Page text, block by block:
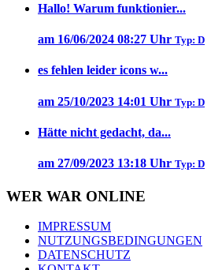
Hallo! Warum funktionier...
am 16/06/2024 08:27 Uhr Typ: D
es fehlen leider icons w...
am 25/10/2023 14:01 Uhr Typ: D
Hätte nicht gedacht, da...
am 27/09/2023 13:18 Uhr Typ: D
WER WAR ONLINE
IMPRESSUM
NUTZUNGSBEDINGUNGEN
DATENSCHUTZ